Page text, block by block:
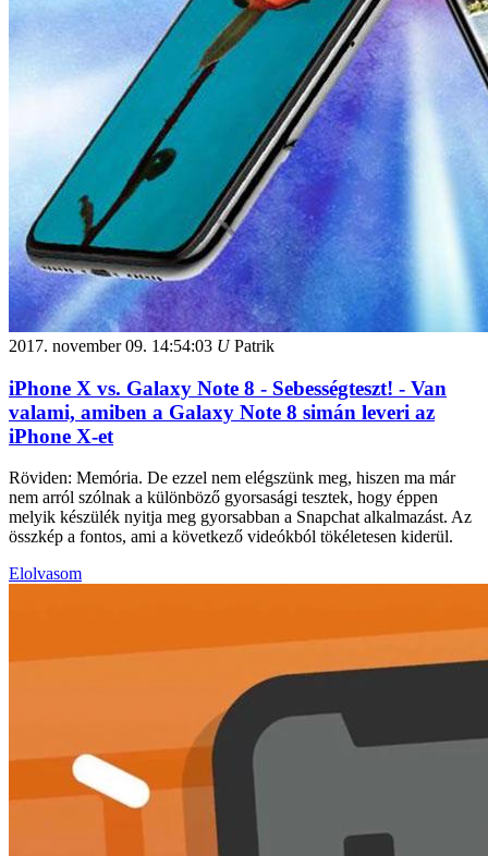
2017. november 09. 14:54:03 UPatrik
iPhone X vs. Galaxy Note 8 - Sebességteszt! - Van
valami, amiben a Galaxy Note 8 simán leveri az
iPhone X-et
Röviden: Memória. De ezzel nem elégszünk meg, hiszen ma már
nem arról szólnak a különböző gyorsasági tesztek, hogy éppen
melyik készülék nyitja meg gyorsabban a Snapchat alkalmazást. Az
összkép a fontos, ami a következő videókból tökéletesen kiderül.
Elolvasom